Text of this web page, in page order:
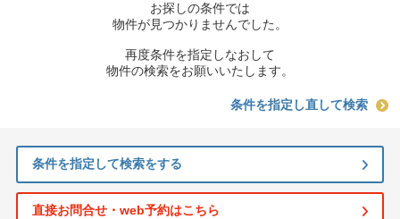
お探しの条件では
物件が見つかりませんでした。
再度条件を指定しなおして
物件の検索をお願いいたします。
条件を指定し直して検索
条件を指定して検索をする
直接お問合せ・web予約はこちら